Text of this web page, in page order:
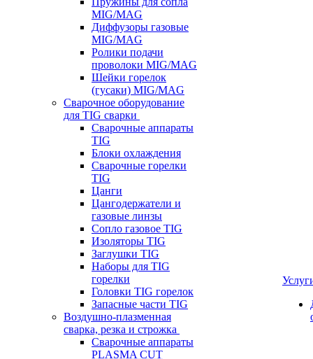
MIG/MAG
Диффузоры газовые
MIG/MAG
Ролики подачи
проволоки MIG/MAG
Шейки горелок
(гусаки) MIG/MAG
Сварочное оборудование
для TIG сварки
Сварочные аппараты
TIG
Блоки охлаждения
Сварочные горелки
TIG
Цанги
Цангодержатели и
газовые линзы
Сопло газовое TIG
Изоляторы TIG
Заглушки TIG
Наборы для TIG
горелки
Головки TIG горелок
Запасные части TIG
Воздушно-плазменная
сварка, резка и строжка
Сварочные аппараты
PLASMA CUT